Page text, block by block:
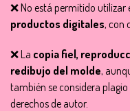
❌ No está permitido
productos digitales, con
❌ La copia fiel,
redibujo del molde,
también se considera
derechos de autor.